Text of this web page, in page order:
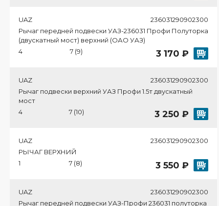
UAZ
236031290902300
Рычаг передней подвески УАЗ-236031 Профи Полуторка
(двускатный мост) верхний (ОАО УАЗ)
4
7 (9) 3 170 ₽
UAZ
236031290902300
Рычаг подвески верхний УАЗ Профи 1.5т двускатный
мост
4
7 (10) 3 250 ₽
UAZ
236031290902300
РЫЧАГ ВЕРХНИЙ
1
7 (8) 3 550 ₽
UAZ
236031290902300
Рычаг передней подвески УАЗ-Профи 236031 полуторка